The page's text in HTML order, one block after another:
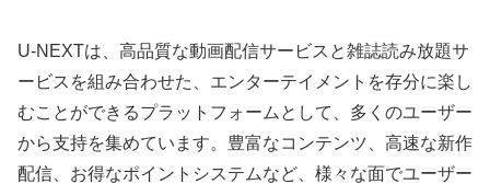
U-NEXTは、高品質な動画配信サービスと雑誌読み放題サ
ービスを組み合わせた、エンターテイメントを存分に楽し
むことができるプラットフォームとして、多くのユーザー
から支持を集めています。豊富なコンテンツ、高速な新作
配信、お得なポイントシステムなど、様々な面でユーザー